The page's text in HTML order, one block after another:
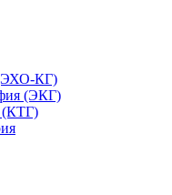
КГ)
(ЭКГ)
(КТГ)